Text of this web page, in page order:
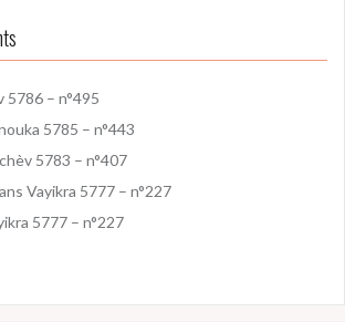
5786 – n°495
5785 – n°443
5783 – n°407
Vayikra 5777 – n°227
5777 – n°227